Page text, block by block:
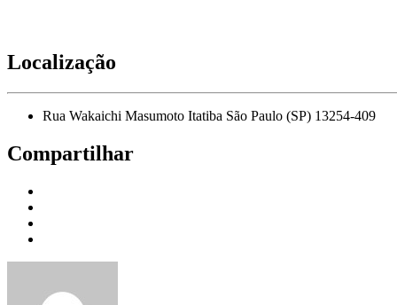
Localização
Rua Wakaichi Masumoto Itatiba São Paulo (SP) 13254-409
Compartilhar